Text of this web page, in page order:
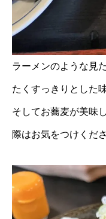
ラーメンのような見
たくすっきりとした
そしてお蕎麦が美味
際はお気をつけくだ